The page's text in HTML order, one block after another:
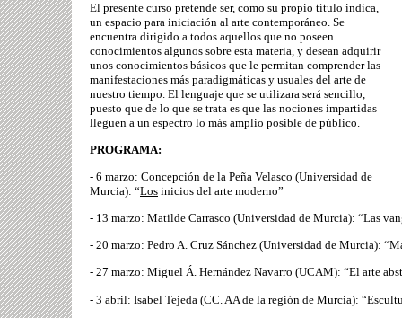
El presente curso pretende ser, como su propio título indica,
un espacio para iniciación al arte contemporáneo. Se
encuentra dirigido a todos aquellos que no poseen
conocimientos algunos sobre esta materia, y desean adquirir
unos conocimientos básicos que le permitan comprender las
manifestaciones más paradigmáticas y usuales del arte de
nuestro tiempo. El lenguaje que se utilizara será sencillo,
puesto que de lo que se trata es que las nociones impartidas
lleguen a un espectro lo más amplio posible de público.
PROGRAMA:
- 6 marzo: Concepción de la Peña Velasco (Universidad de
Murcia): “Los inicios del arte moderno”
- 13 marzo: Matilde Carrasco (Universidad de Murcia): “Las
- 20 marzo: Pedro A. Cruz Sánchez (Universidad de Murcia):
- 27 marzo: Miguel Á. Hernández Navarro (UCAM): “El arte
- 3 abril: Isabel Tejeda (CC. AA de la región de Murcia):